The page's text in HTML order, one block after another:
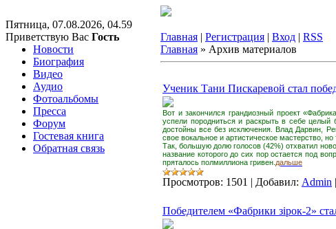
Пятница, 07.08.2026, 04.59
Приветствую Вас Гость Главная | Регистрация | Вход | RSS
Новости
Биография
Видео
Аудио
Фотоальбомы
Пресса
Форум
Гостевая книга
Обратная связь
Главная » Архив материалов
Ученик Тани Пискаревой стал
Вот и закончился грандиозный проект
успели породниться и раскрыть в себе целый
достойны все без исключения. Влад Дарвин,
свое вокальное и артистическое мастерство,
Так, большую долю голосов (42%) отхватил
название которого до сих пор остается под
пряталось полмиллиона гривен. дальше
Просмотров: 1501 | Добавил: Admin |
Победителем «Фабрики зірок-2»